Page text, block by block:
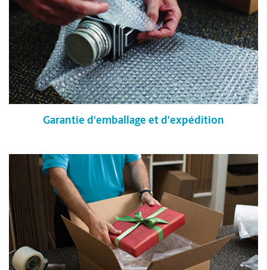
Garantie d'emballage et d'expédition